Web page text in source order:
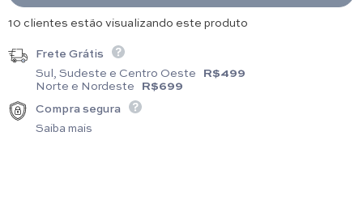
3 clientes estão visualizando este produto
Frete Grátis
Sul, Sudeste e Centro Oeste R$499
Norte e Nordeste R$699
Compra segura
Saiba mais